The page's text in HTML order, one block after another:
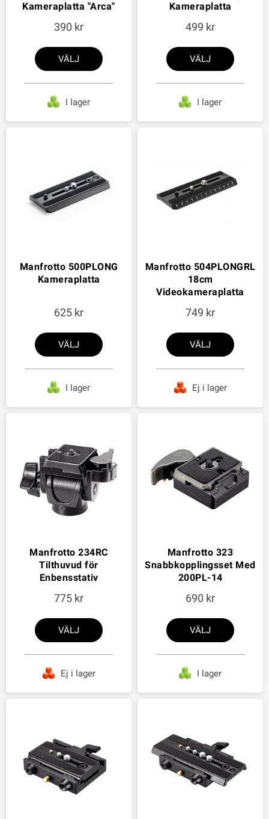
Kameraplatta "Arca"
390
VÄLJ
I lager
Kameraplatta
499
VÄLJ
I lager
Manfrotto 500PLONG
Kameraplatta
625
VÄLJ
I lager
Manfrotto 504PLONGRL
18cm
Videokameraplatta
749
VÄLJ
Ej i lager
Manfrotto 234RC
Tilthuvud för
Enbensstativ
775
VÄLJ
Ej i lager
Manfrotto 323
Snabbkopplingsset Med
200PL-14
690
VÄLJ
I lager